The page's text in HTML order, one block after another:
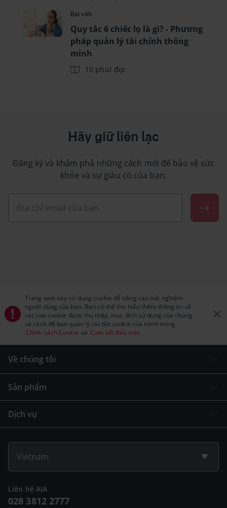
Bài viết
Quy tắc 6 chiếc lọ là gì? - Phương
pháp quản lý tài chính thông
minh
10 phút đọc
Hãy giữ liên lạc
Đăng ký và khám phá những cách mới để bảo vệ sức
khỏe và sự giàu có của bạn.
Trang web này sử dụng cookie để nâng cao trải nghiệm
người dùng của bạn. Bạn có thể tìm hiểu thêm thông tin về
các loại cookie được thu thập, mục đích sử dụng của chúng
và cách để bạn quản lý cài đặt cookie của mình trong
Chính sách Cookie và Cam kết Bảo mật .
Về chúng tôi
Sản phẩm
Dịch vụ
Vietnam
Liên hệ AIA
028 3812 2777